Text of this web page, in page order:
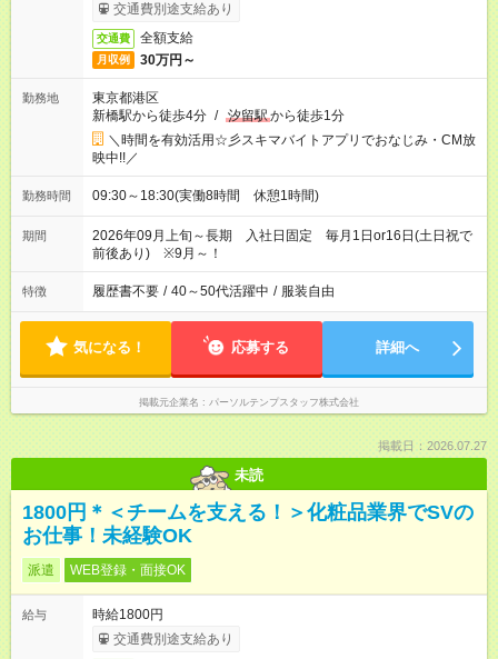
交通費別途支給あり
交通費 全額支給
月収例 30万円～
勤務地
東京都港区
新橋駅から徒歩4分 / 汐留駅から徒歩1分
＼時間を有効活用☆彡スキマバイトアプリでおなじみ・CM放
映中!!／
勤務時間 09:30～18:30(実働8時間 休憩1時間)
期間
2026年09月上旬～長期 入社日固定 毎月1日or16日(土日祝で
前後あり) ※9月～！
特徴 履歴書不要 / 40～50代活躍中 / 服装自由
気になる！ 応募する 詳細へ
掲載元企業名 パーソルテンプスタッフ株式会社
掲載日：2026.07.27
未読
1800円＊＜チームを支える！＞化粧品業界でSVの
お仕事！未経験OK
派遣 WEB登録・面接OK
給与
時給1800円
交通費別途支給あり